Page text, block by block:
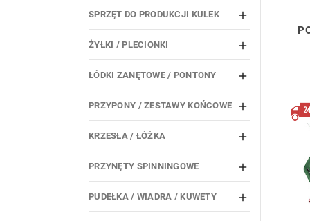
SPRZĘT DO PRODUKCJI KULEK 
ŻYŁKI / PLECIONKI 
ŁÓDKI ZANĘTOWE / PONTONY 
PRZYPONY / ZESTAWY KOŃCOWE 
KRZESŁA / ŁÓŻKA 
PRZYNĘTY SPINNINGOWE 
PUDEŁKA / WIADRA / KUWETY 